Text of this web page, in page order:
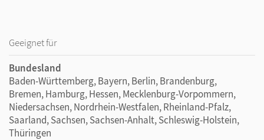
Geeignet für
Bundesland
Baden-Württemberg, Bayern, Berlin, Brandenburg,
Bremen, Hamburg, Hessen, Mecklenburg-Vorpommern,
Niedersachsen, Nordrhein-Westfalen, Rheinland-Pfalz,
Saarland, Sachsen, Sachsen-Anhalt, Schleswig-Holstein,
Thüringen